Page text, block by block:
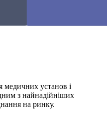
медичних установ і
з найнадійніших
на ринку.